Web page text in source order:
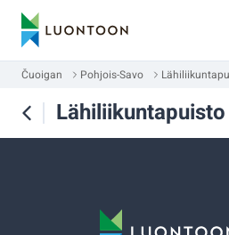
Čuoigan Pohjois-Savo